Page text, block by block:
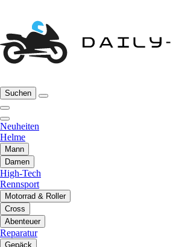
Suchen
Neuheiten
Helme
Mann
Damen
High-Tech
Rennsport
Motorrad & Roller
Cross
Abenteuer
Reparatur
Gepäck